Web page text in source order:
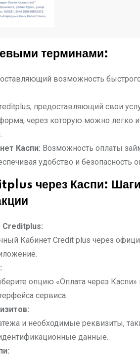
терминами:
возможность
предоставляющий свои
через которую можно легко
Каспи: Возможность оплаты
удобство и безопасность
через Каспи:
Creditplus:
Кабинет Credit plus через
опцию «Оплата через Каспи»
сервиса.
и необходимые реквизиты,
данные.